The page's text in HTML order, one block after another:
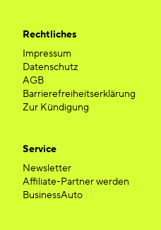
Rechtliches
Impressum
Datenschutz
AGB
Barrierefreiheitserklärung
Zur Kündigung
Service
Newsletter
Affiliate-Partner werden
BusinessAuto